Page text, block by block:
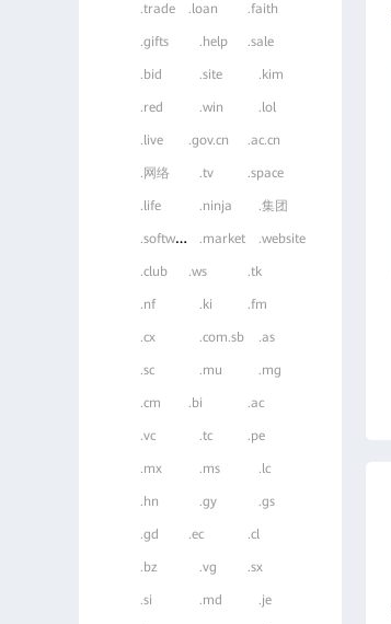
.trade .loan .faith
.gifts .help .sale
.bid .site .kim
.red .win .lol
.live .gov.cn .ac.cn
.网络 .tv .space
.life .ninja .集团
.
software .market .website
.club .ws .tk
.nf .ki .fm
.cx .com.sb .as
.sc .mu .mg
.cm .bi .ac
.vc .tc .pe
.mx .ms .lc
.hn .gy .gs
.gd .ec .cl
.bz .vg .sx
.si .md .je